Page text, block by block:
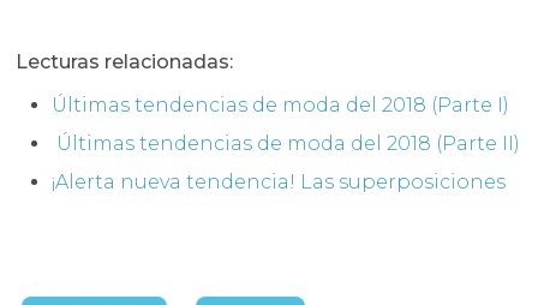
Lecturas relacionadas:
Últimas tendencias de moda del 2018 (Parte I)
Últimas tendencias de moda del 2018 (Parte II)
¡Alerta nueva tendencia! Las superposiciones